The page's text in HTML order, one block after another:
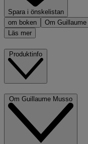
Spara i önskelistan
om boken
Om
Läs mer